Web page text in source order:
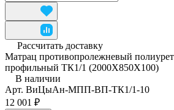
Рассчитать доставку
Матрац противопролежневый
профильный ТК1/1 (2000Х850Х100)
В наличии
Арт. ВиЦыАн-МПП-ВП-ТК1/1-10
12 001 ₽